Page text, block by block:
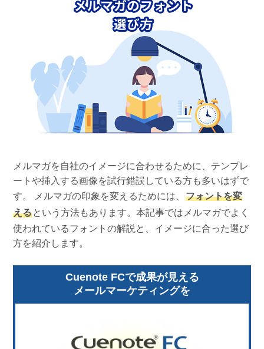
Webプッシュ通知サービス
アンケートシステム・フォーム
緊急参集・安否確認
SNSプロモーション支援事業
効果改善・顧客育成
システム連携・効率化
デジタルマーケティング
資料ダウンロード
メール配信用語集
資料請求・お問い合わせ
無料トライアル
東京 03-6820-0515 大阪 06-6131-9960
（平日 10:00〜18:00）
メルマガを自社のイメージに合わせるために、テンプレ
ートや挿入する画像を試行錯誤している方も多いはずで
す。 メルマガの印象を変えるためには、 フォントを変
えるという方法もあります。本記事ではメルマガでよく
使われているフォントの解説と、イメージに合った選び
方を紹介します。
Cuenote FCで成果が見える
メールマーケティングを